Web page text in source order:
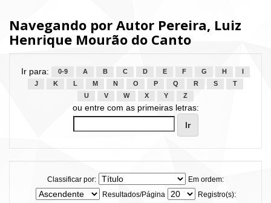
Navegando por Autor Pereira, Luiz
Henrique Mourão do Canto
Ir para: 0-9 A B C D E F G H
J
K L M N O P Q R S
T
U
V W X Y Z
ou entre com as primeiras letras:
Classificar por:
Em ordem:
Resultados/Página
Registro(s):